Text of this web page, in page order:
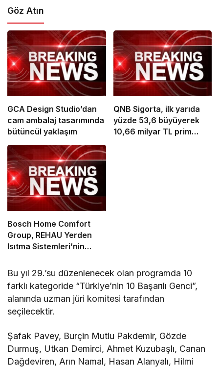
Göz Atın
GCA Design Studio’dan
cam ambalaj tasarımında
bütüncül yaklaşım
QNB Sigorta, ilk yarıda
yüzde 53,6 büyüyerek
10,66 milyar TL prim
Bosch Home Comfort
Group, REHAU Yerden
Isıtma Sistemleri’nin
distribütörü oldu
Bu yıl 29.’su düzenlenecek olan programda 10
farklı kategoride “Türkiye’nin 10 Başarılı Genci”,
alanında uzman jüri komitesi tarafından
seçilecektir.
Şafak Pavey, Burçin Mutlu Pakdemir, Gözde
Durmuş, Utkan Demirci, Ahmet Kuzubaşlı, Canan
Dağdeviren, Arın Namal, Hasan Alanyalı, Hilmi